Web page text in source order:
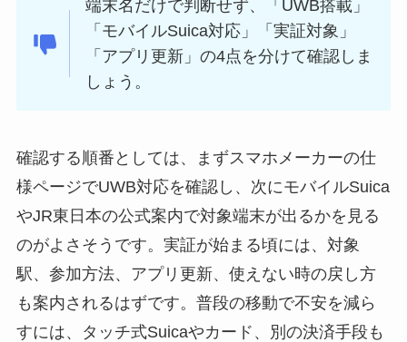
端末名だけで判断せず、「UWB搭載」
「モバイルSuica対応」「実証対象」
「アプリ更新」の4点を分けて確認しま
しょう。
確認する順番としては、まずスマホメーカーの仕
様ページでUWB対応を確認し、次にモバイルSuica
やJR東日本の公式案内で対象端末が出るかを見る
のがよさそうです。実証が始まる頃には、対象
駅、参加方法、アプリ更新、使えない時の戻し方
も案内されるはずです。普段の移動で不安を減ら
すには、タッチ式Suicaやカード、別の決済手段も